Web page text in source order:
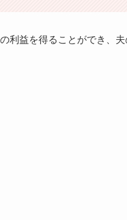
利益を得ることができ、